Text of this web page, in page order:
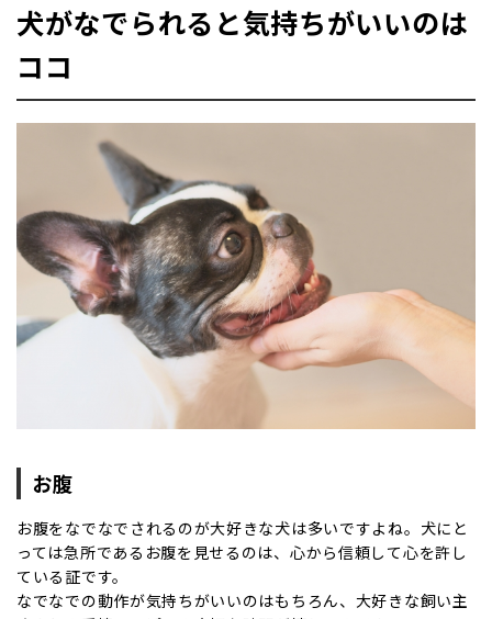
犬がなでられると気持ちがいいのは
ココ
お腹
お腹をなでなでされるのが大好きな犬は多いですよね。犬にと
っては急所であるお腹を見せるのは、心から信頼して心を許し
ている証です。
なでなでの動作が気持ちがいいのはもちろん、大好きな飼い主